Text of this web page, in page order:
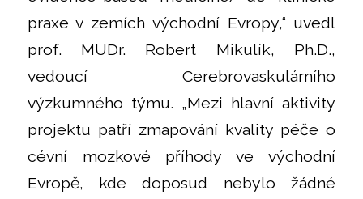
praxe v zemích východní Evropy,“ uvedl
prof. MUDr. Robert Mikulík, Ph.D.,
vedoucí Cerebrovaskulárního
výzkumného týmu. „Mezi hlavní aktivity
projektu patří zmapování kvality péče o
cévní mozkové příhody ve východní
Evropě, kde doposud nebylo žádné